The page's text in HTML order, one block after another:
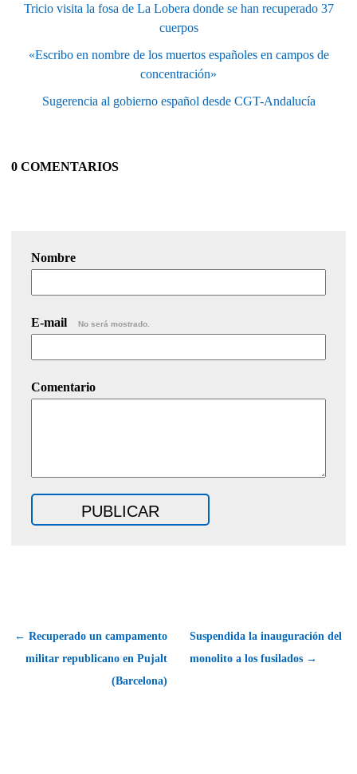
Tricio visita la fosa de La Lobera donde se han recuperado 37
cuerpos
«Escribo en nombre de los muertos españoles en campos de
concentración»
Sugerencia al gobierno español desde CGT-Andalucía
0 COMENTARIOS
Nombre
E-mail No será mostrado.
Comentario
← Recuperado un campamento
militar republicano en Pujalt
(Barcelona)
Suspendida la inauguración del
monolito a los fusilados →